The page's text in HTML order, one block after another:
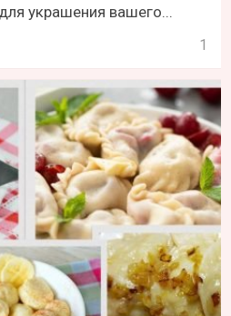
украшения вашего...
1